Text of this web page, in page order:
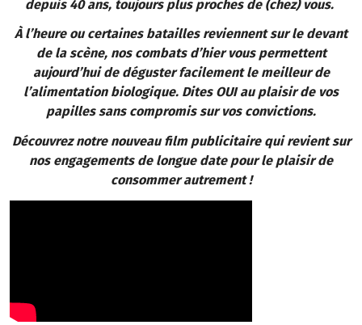
depuis 40 ans, toujours plus proches de (chez) vous.
À l’heure ou certaines batailles reviennent sur le devant
de la scène, nos combats d’hier vous permettent
aujourd’hui de déguster facilement le meilleur de
l’alimentation biologique. Dites OUI au plaisir de vos
papilles sans compromis sur vos convictions.
Découvrez notre nouveau film publicitaire qui revient sur
nos engagements de longue date pour le plaisir de
consommer autrement !